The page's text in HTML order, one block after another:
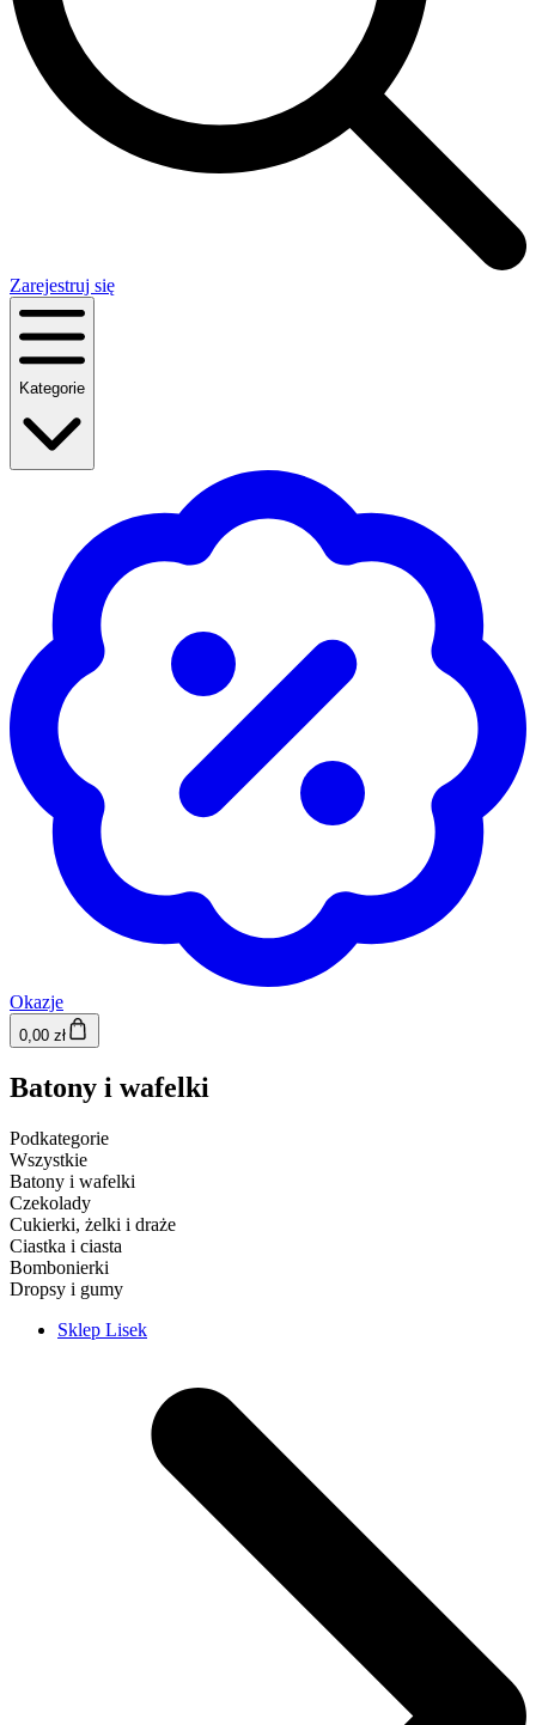
Zarejestruj się
Kategorie
Okazje
0,00 zł
Batony i wafelki
Podkategorie
Wszystkie
Batony i wafelki
Czekolady
Cukierki, żelki i draże
Ciastka i ciasta
Bombonierki
Dropsy i gumy
Sklep Lisek